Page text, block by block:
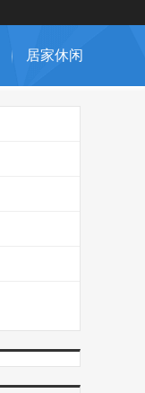
居家休闲